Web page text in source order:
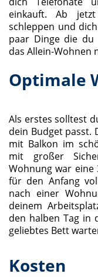
einkauft. Ab
schleppen und
paar Dinge die du
das Allein-Wohnen
Optimale
Als erstes solltest
dein Budget passt.
mit Balkon im
mit großer
Wohnung war eine
für den Anfang
nach einer
deinem
den halben Tag in
geliebtes Bett
Kosten